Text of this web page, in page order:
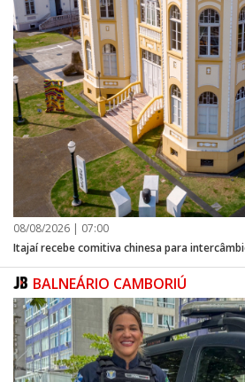
08/08/2026 | 07:00
Itajaí recebe comitiva chinesa para
BALNEÁRIO CAMBORIÚ